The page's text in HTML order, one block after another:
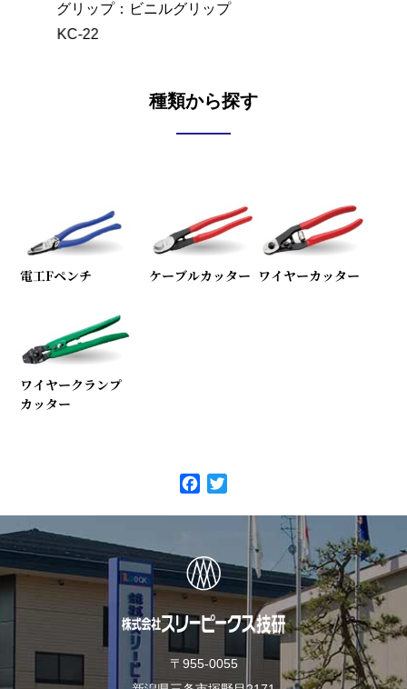
グリップ
ビニルグリップ
KC-22
種類から探す
電工Fペンチ ケーブルカッター ワイヤーカッター
ワイヤークランプ
カッター
b
o
k
t
e
〒955-0055